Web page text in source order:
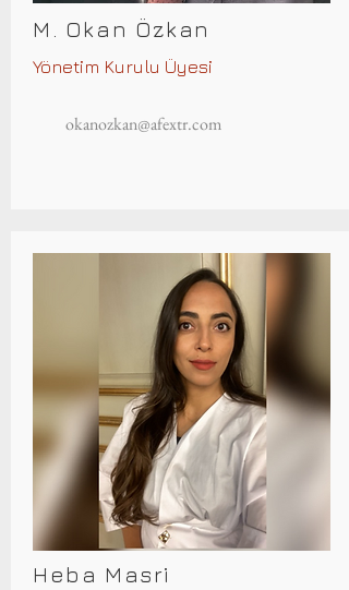
M. Okan Özkan
Yönetim Kurulu Üyesi
okanozkan@afextr.com
Heba Masri